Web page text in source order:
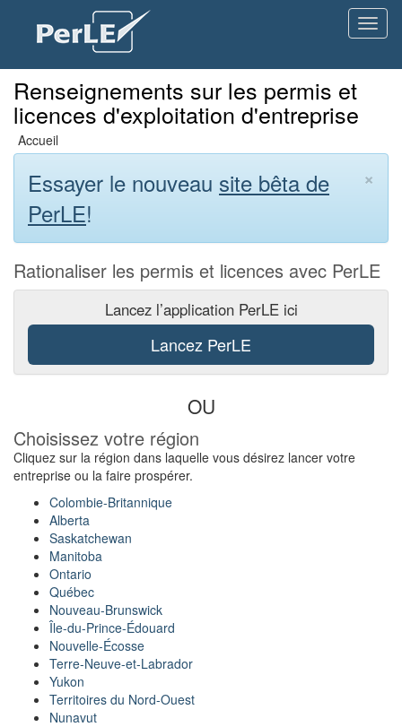
contenu
Renseignements sur les permis et
licences d'exploitation d'entreprise
Accueil
×
Essayer le nouveau site bêta de
PerLE!
Rationaliser les permis et licences avec PerLE
Lancez l’application PerLE ici
Lancez PerLE
OU
Choisissez votre région
Cliquez sur la région dans laquelle vous désirez lancer votre
entreprise ou la faire prospérer.
Colombie-Britannique
Alberta
Saskatchewan
Manitoba
Ontario
Québec
Nouveau-Brunswick
Île-du-Prince-Édouard
Nouvelle-Écosse
Terre-Neuve-et-Labrador
Yukon
Territoires du Nord-Ouest
Nunavut